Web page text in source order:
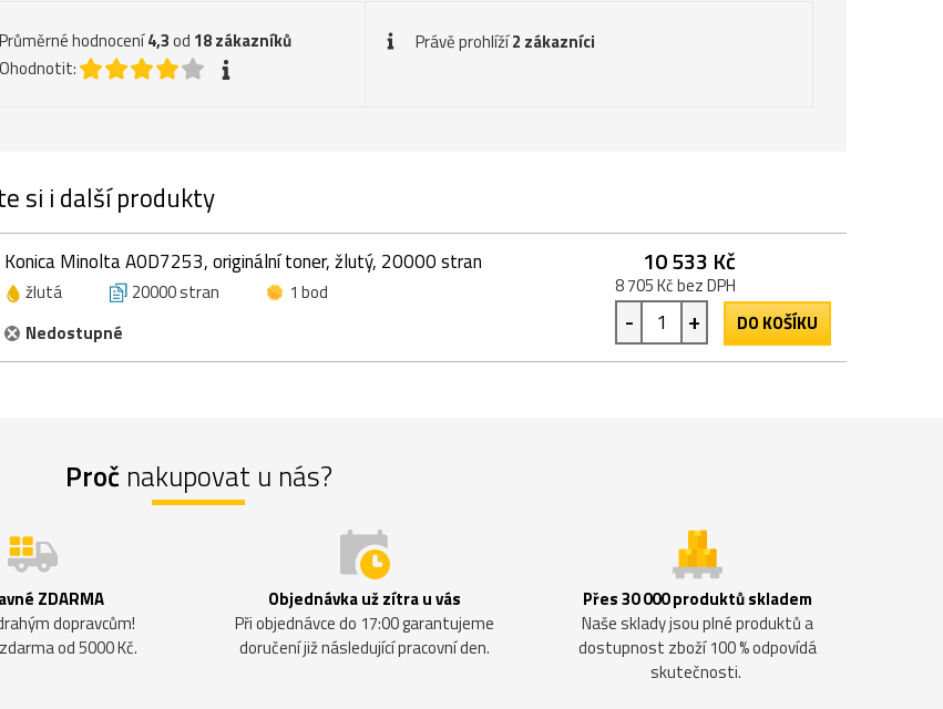
Průměrné hodnocení4,3od 18zákazníků
Ohodnotit:
Právě prohlíží2 zákazníci
si i další produkty
Konica Minolta A0D7253, originální toner, žlutý, 20000 stran
žlutá 20000 stran
1 bod
Nedostupné
10 533 Kč
8 705 Kč bez DPH
- + DO KOŠÍKU
Proč nakupovat u nás?
ZDARMA
dopravcům!
od 5000 Kč.
Objednávka už zítra u vás
Při objednávce do 17:00 garantujeme
doručení již následující pracovní den.
Přes 30 000 produktů skladem
Naše sklady jsou plné produktů a
dostupnost zboží 100 % odpovídá
skutečnosti.